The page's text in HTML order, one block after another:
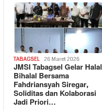
TABAGSEL 26 Maret 2026
JMSI Tabagsel Gelar Halal
Bihalal Bersama
Fahdriansyah Siregar,
Soliditas dan Kolaborasi
Jadi Priori…